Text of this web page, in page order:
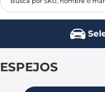
2.
aveo
spark gt
ESPEJOS